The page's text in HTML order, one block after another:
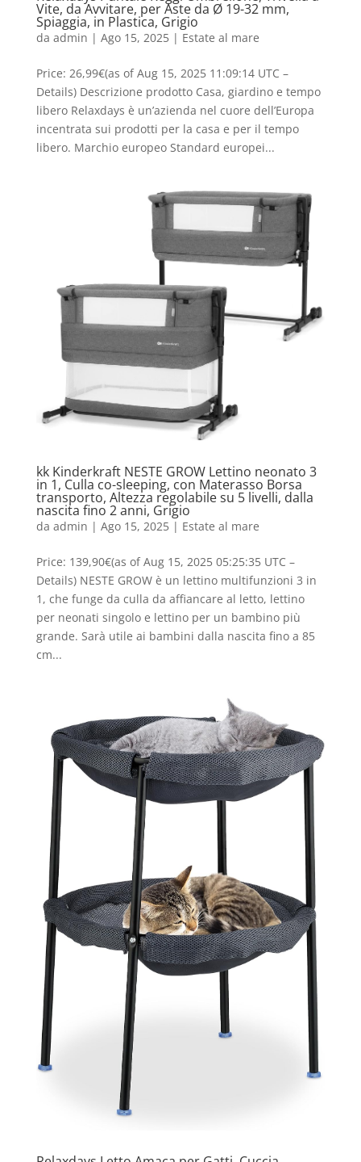
Vite, da Avvitare, per Aste da Ø 19-32 mm,
Spiaggia, in Plastica, Grigio
da admin | Ago 15, 2025| Estate al mare
Price: 26,99€(as of Aug 15, 2025 11:09:14 UTC –
Details) Descrizione prodotto Casa, giardino e tempo
libero Relaxdays è un’azienda nel cuore dell’Europa
incentrata sui prodotti per la casa e per il tempo
libero. Marchio europeo Standard europei...
kk Kinderkraft NESTE GROW Lettino neonato 3
in 1, Culla co-sleeping, con Materasso Borsa
transporto, Altezza regolabile su 5 livelli, dalla
nascita fino 2 anni, Grigio
da admin | Ago 15, 2025| Estate al mare
Price: 139,90€(as of Aug 15, 2025 05:25:35 UTC –
Details) NESTE GROW è un lettino multifunzioni 3 in
1, che funge da culla da affiancare al letto, lettino
per neonati singolo e lettino per un bambino più
grande. Sarà utile ai bambini dalla nascita fino a 85
cm...